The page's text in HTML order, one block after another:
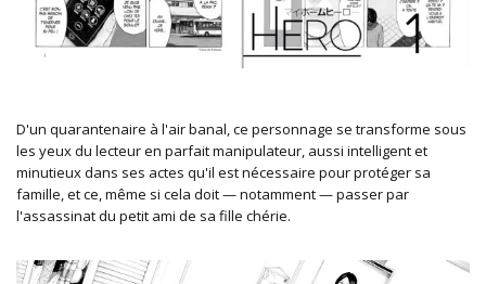
D'un quarantenaire à l'air banal, ce personnage se transforme sous
les yeux du lecteur en parfait manipulateur, aussi intelligent et
minutieux dans ses actes qu'il est nécessaire pour protéger sa
famille, et ce, même si cela doit — notamment — passer par
l'assassinat du petit ami de sa fille chérie.